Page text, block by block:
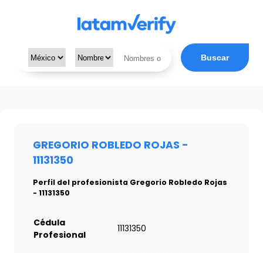
Buscar
GREGORIO ROBLEDO ROJAS -
11131350
Perfil del profesionista Gregorio Robledo Rojas
- 11131350
Cédula
Profesional
11131350